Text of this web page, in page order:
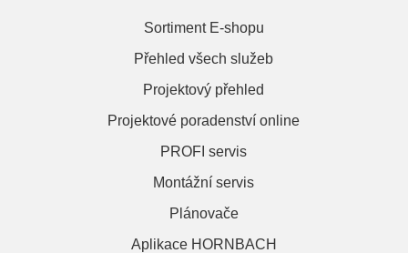
Sortiment E-shopu
Přehled všech služeb
Projektový přehled
Projektové poradenství online
PROFI servis
Montážní servis
Plánovače
Aplikace HORNBACH